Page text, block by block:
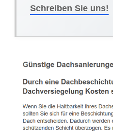
Schreiben Sie uns!